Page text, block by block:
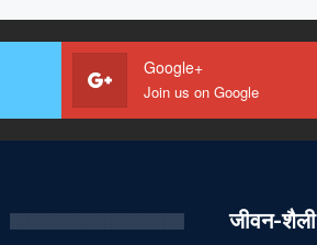
Google+
Join us on Google
जीवन-शैली